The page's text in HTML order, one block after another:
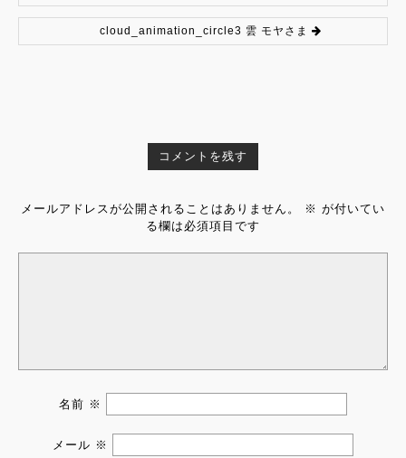
cloud_animation_circle3 雲 モヤさま
コメントを残す
メールアドレスが公開されることはありません。 ※ が付いてい
る欄は必須項目です
名前 ※
メール ※